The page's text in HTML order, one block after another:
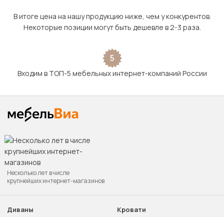
В итоге цена на нашу продукцию ниже, чем у конкурентов.
Некоторые позиции могут быть дешевле в 2-3 раза.
5
Входим в ТОП-5 мебельных интернет-компаний России
Несколько лет в числе
крупнейших интернет-магазинов
Диваны
Кровати